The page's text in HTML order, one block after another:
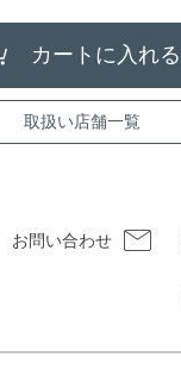
取扱い店舗一覧
お問い合わせ